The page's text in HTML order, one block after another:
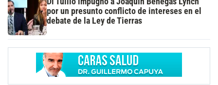
por un presunto conflicto de intereses en el
debate de la Ley de Tierras